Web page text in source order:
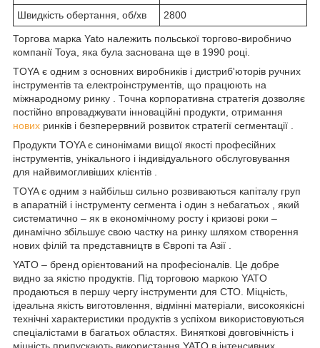
Швидкість обертання, об/хв
2800
Торгова марка Yato належить польської торгово-виробничо
компанії Toya, яка була заснована ще в 1990 році.
TOYA є одним з основних виробників і дистриб'юторів ручних
інструментів та електроінструментів, що працюють на
міжнародному ринку . Точна корпоративна стратегія дозволяє
постійно впроваджувати інноваційні продукти, отримання
нових ринків і безперервний розвиток стратегії сегментації .
Продукти TOYA є синонімами вищої якості професійних
інструментів, унікального і індивідуального обслуговування
для найвимогливіших клієнтів .
TOYA є одним з найбільш сильно розвиваються капіталу груп
в апаратній і інструменту сегмента і один з небагатьох , який
систематично – як в економічному росту і кризові роки –
динамічно збільшує свою частку на ринку шляхом створення
нових філій та представництв в Європі та Азії .
YATO – бренд орієнтований на професіоналів. Це добре
видно за якістю продуктів. Під торговою маркою YATO
продаються в першу чергу інструменти для СТО. Міцність,
ідеальна якість виготовлення, відмінні матеріали, високоякісні
технічні характеристики продуктів з успіхом використовуються
спеціалістами в багатьох областях. Виняткові довговічність і
міцність припускають використання YATO в інтенсивних